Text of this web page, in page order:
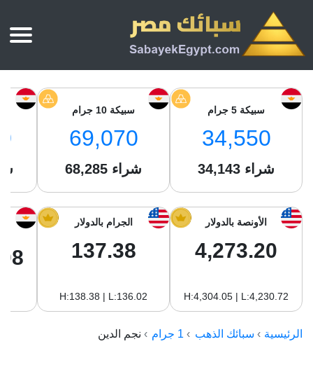
أسعار الذهب
سعر الذهب عيار 24
سعر جنيه الذهب
سبائك الذهب
بي تي سي
سام
سليمة جولد
سويس جولد
أسعار الفضة اليوم
سبائك الفضة
بي تي سي
جونير
نجم الدين
من نحن
سبيكة 5 جرام
34,550
34,143 شراء
سبيكة 10 جرام
69,070
68,285 شراء
الأونصة بالدولار
4,273.20
H:4,304.05 | L:4,230.72
الجرام بالدولار
137.38
H:138.38 | L:136.02
الرئيسية سبائك الذهب 1 جرام نجم الدين